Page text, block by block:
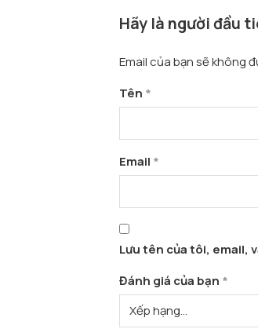
Hãy là người đầu
Email của bạn sẽ không
Tên *
Email *
Lưu tên của tôi, email,
Đánh giá của bạn *